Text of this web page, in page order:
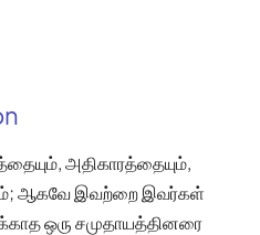
அதிகாரத்தையும்,
ஆகவே இவற்றை இவர்கள்
ஒரு சமுதாயத்தினரை